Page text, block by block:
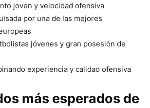
joven y velocidad ofensiva
por una de las mejores
jóvenes y gran posesión de
experiencia y calidad ofensiva
más esperados de